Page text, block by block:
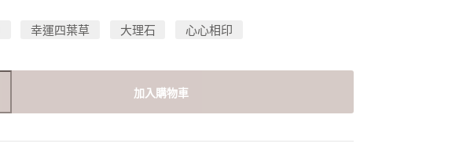
幸運四葉草 大理石 心心相印
加入購物車